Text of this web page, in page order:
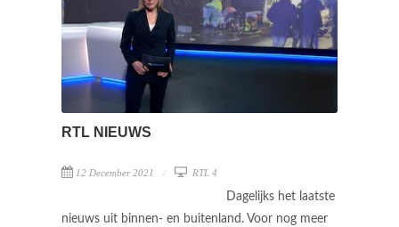
RTL NIEUWS
12 December 2021 RTL 4
Dagelijks het laatste
nieuws uit binnen- en buitenland. Voor nog meer